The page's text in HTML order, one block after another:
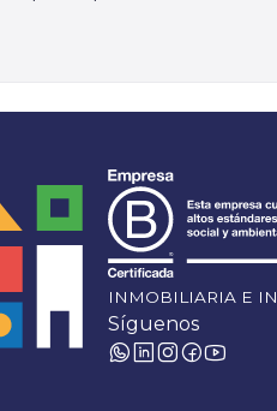
INMOBILIARIA E
Síguenos